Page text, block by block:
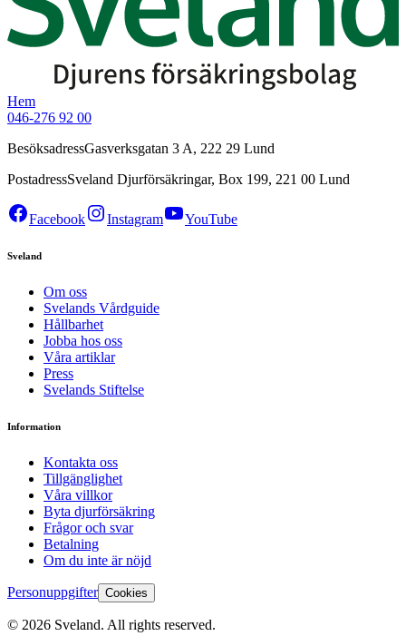
Hem
046-276 92 00
BesöksadressGasverksgatan 3 A, 222 29 Lund
PostadressSveland Djurförsäkringar, Box 199, 221 00 Lund
Facebook Instagram YouTube
Sveland
Om oss
Svelands Vårdguide
Hållbarhet
Jobba hos oss
Våra artiklar
Press
Svelands Stiftelse
Information
Kontakta oss
Tillgänglighet
Våra villkor
Byta djurförsäkring
Frågor och svar
Betalning
Om du inte är nöjd
Personuppgifter Cookies
© 2026 Sveland. All rights reserved.